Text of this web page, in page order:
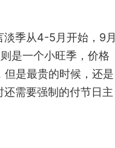
淡季从4-5月开始，9月
是一个小旺季，价格
是最贵的时候，还是
需要强制的付节日主